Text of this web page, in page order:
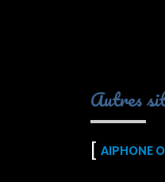
Autres
AIPHONE